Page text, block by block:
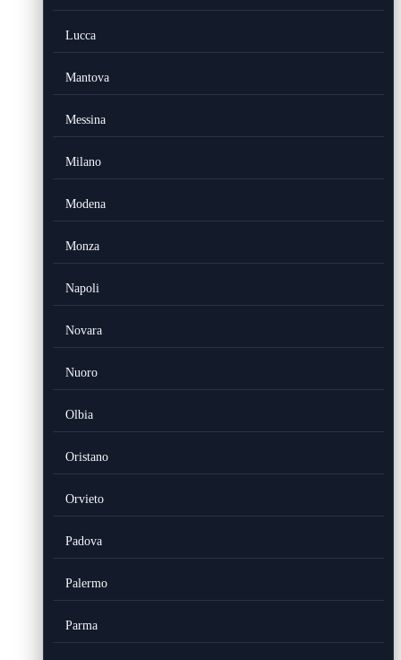
Lucca
Mantova
Messina
Milano
Modena
Monza
Napoli
Novara
Nuoro
Olbia
Oristano
Orvieto
Padova
Palermo
Parma